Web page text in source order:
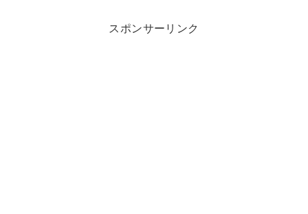
スポンサーリンク